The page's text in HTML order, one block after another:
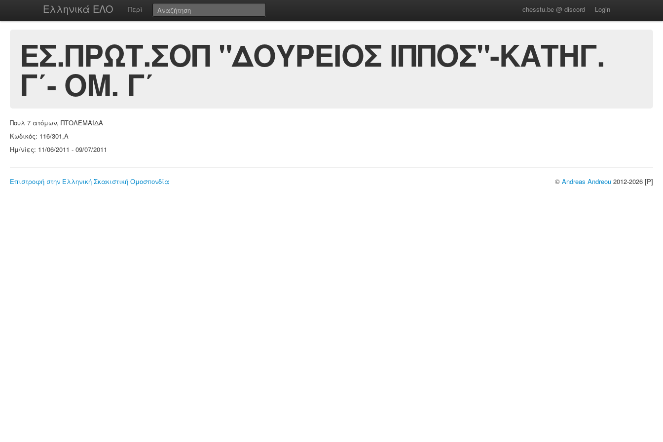
Ελληνικά ΕΛΟ Περί chesstu.be @ discord Login
ΕΣ.ΠΡΩΤ.ΣΟΠ "ΔΟΥΡΕΙΟΣ ΙΠΠΟΣ"-ΚΑΤΗΓ.
Γ΄- ΟΜ. Γ΄
Πουλ 7 ατόμων, ΠΤΟΛΕΜΑΪΔΑ
Κωδικός: 116/301,Α
Ημ/νίες: 11/06/2011 - 09/07/2011
Επιστροφή στην Ελληνική Σκακιστική Ομοσπονδία © Andreas Andreou 2012-2026 [P]